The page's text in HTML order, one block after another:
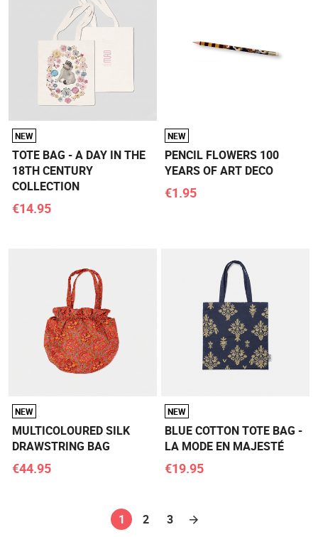
NEW
TOTE BAG - A DAY IN THE
18TH CENTURY
COLLECTION
€14.95
NEW
PENCIL FLOWERS 100
YEARS OF ART DECO
€1.95
NEW
MULTICOLOURED SILK
DRAWSTRING BAG
€44.95
NEW
BLUE COTTON TOTE BAG -
LA MODE EN MAJESTÉ
€19.95
1 2 3